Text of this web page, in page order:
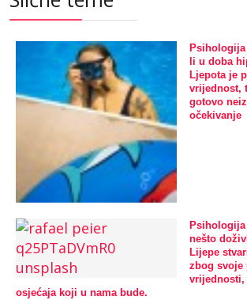
li u doba
Ljepota je
vrijednost,
gotovo
očekivanje
Psihologija
nešto
Lijepe
zbog svoje
vrijednosti,
osjećaja koji u nama bude.